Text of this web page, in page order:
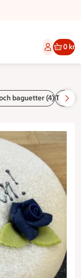
0 kr
baguetter (4)